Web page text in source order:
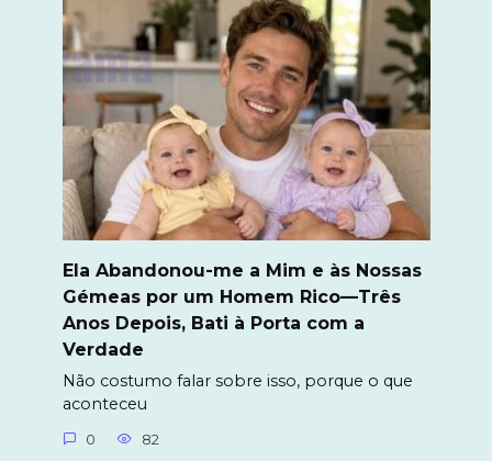
Ela Abandonou-me a Mim e às Nossas
Gémeas por um Homem Rico—Três
Anos Depois, Bati à Porta com a
Verdade
Não costumo falar sobre isso, porque o que
aconteceu
0 82